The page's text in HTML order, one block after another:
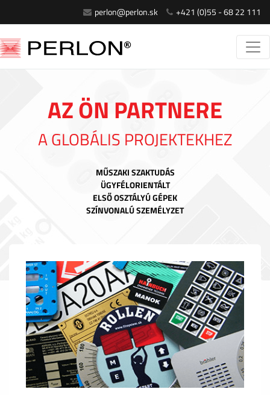
perlon@perlon.sk +421 (0)55 - 68 22 111
AZ ÖN PARTNERE
A GLOBÁLIS PROJEKTEKHEZ
MŰSZAKI SZAKTUDÁS
ÜGYFÉLORIENTÁLT
ELSŐ OSZTÁLYÚ GÉPEK
SZÍNVONALÚ SZEMÉLYZET